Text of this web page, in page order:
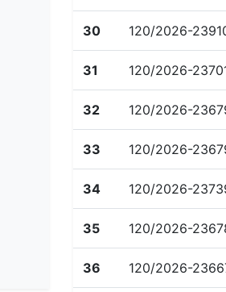
30 120/2026-
31 120/2026-
32 120/2026-
33 120/2026-
34 120/2026-
35 120/2026-
36 120/2026-